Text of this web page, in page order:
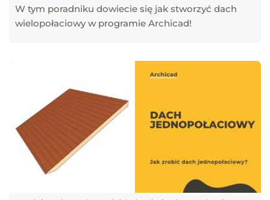
W tym poradniku dowiecie się jak stworzyć dach
wielopołaciowy w programie Archicad!